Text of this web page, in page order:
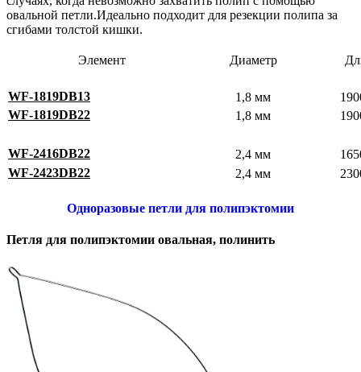
овальной петли.Идеально подходит для резекции полипа за
сгибами толстой кишки.
Элемент Диаметр
WF-1819DB13 1,8 мм
WF-1819DB22
1,8 мм
WF-2416DB22 2,4 мм
WF-2423DB22
2,4 мм
Одноразовые петли для полипэктомии
Петля для полипэктомии овальная, полинить